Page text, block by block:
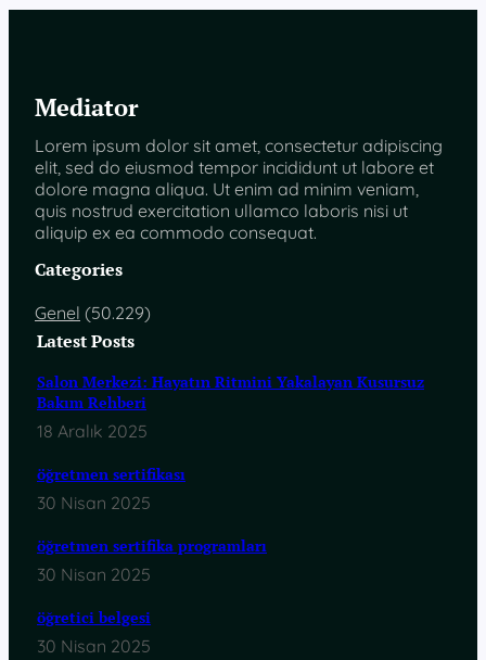
Mediator
Lorem ipsum dolor sit amet, consectetur adipiscing
elit, sed do eiusmod tempor incididunt ut labore et
dolore magna aliqua. Ut enim ad minim veniam,
quis nostrud exercitation ullamco laboris nisi ut
aliquip ex ea commodo consequat.
Categories
Genel (50.229)
Latest Posts
Salon Merkezi: Hayatın Ritmini Yakalayan Kusursuz
Bakım Rehberi
18 Aralık 2025
öğretmen sertifikası
30 Nisan 2025
öğretmen sertifika programları
30 Nisan 2025
öğretici belgesi
30 Nisan 2025